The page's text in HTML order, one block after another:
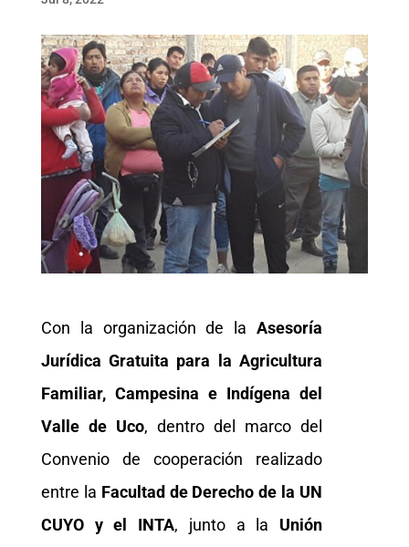
Con la organización de la Asesoría
Jurídica Gratuita para la Agricultura
Familiar, Campesina e Indígena del
Valle de Uco, dentro del marco del
Convenio de cooperación realizado
entre la Facultad de Derecho de la UN
CUYO y el INTA, junto a la Unión